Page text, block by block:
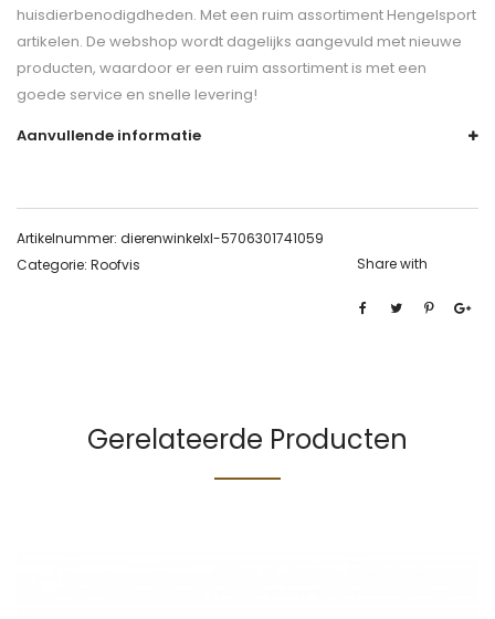
huisdierbenodigdheden. Met een ruim assortiment Hengelsport
artikelen. De webshop wordt dagelijks aangevuld met nieuwe
producten, waardoor er een ruim assortiment is met een
goede service en snelle levering!
Aanvullende informatie
Artikelnummer: dierenwinkelxl-5706301741059
Categorie: Roofvis Share with
Gerelateerde Producten